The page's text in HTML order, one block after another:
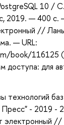
10 /
2019. — 400 с.
//
— URL:
book/116125
для
технологий
- 2019 -
электронный